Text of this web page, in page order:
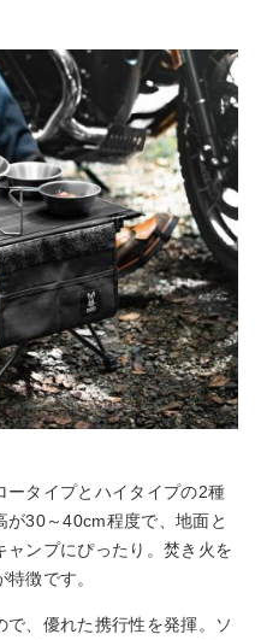
ータイプとハイタイプの2種
30～40cm程度で、地面と
ンプにぴったり。焚き火を
徴です。
、優れた携行性を発揮。ソ